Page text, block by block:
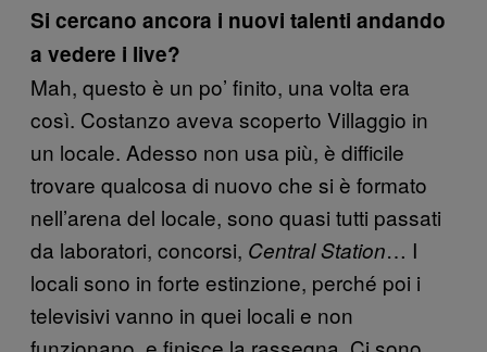
Si cercano ancora i nuovi talenti andando
a vedere i live?
Mah, questo è un po’ finito, una volta era
così. Costanzo aveva scoperto Villaggio in
un locale. Adesso non usa più, è difficile
trovare qualcosa di nuovo che si è formato
nell’arena del locale, sono quasi tutti passati
da laboratori, concorsi, Central Station… I
locali sono in forte estinzione, perché poi i
televisivi vanno in quei locali e non